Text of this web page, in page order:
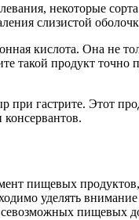
некоторые
слизистой
кислота. Она не
такой продукт
гастрите. Этот
консервантов.
пищевых
уделять
пищевых